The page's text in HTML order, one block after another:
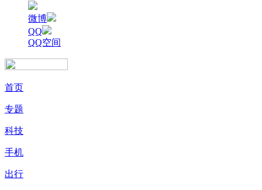
微博
QQ
QQ空间
首页
专题
科技
手机
出行